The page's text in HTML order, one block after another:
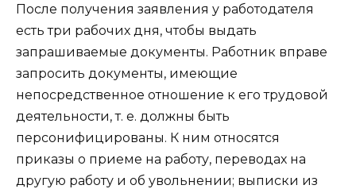
После получения заявления у работодателя
есть три рабочих дня, чтобы выдать
запрашиваемые документы. Работник вправе
запросить документы, имеющие
непосредственное отношение к его трудовой
деятельности, т. е. должны быть
персонифицированы. К ним относятся
приказы о приеме на работу, переводах на
другую работу и об увольнении; выписки из